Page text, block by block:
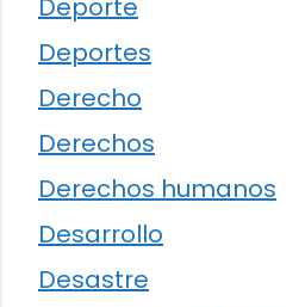
Deporte
Deportes
Derecho
Derechos
Derechos humanos
Desarrollo
Desastre